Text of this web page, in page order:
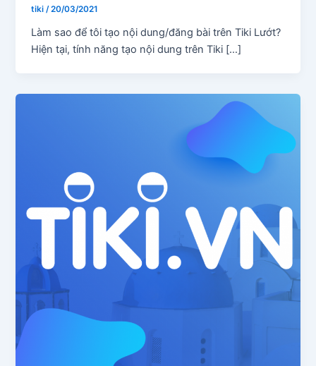
tiki/20/03/2021
Làm sao để tôi tạo nội dung/đăng bài trên Tiki Lướt?
Hiện tại, tính năng tạo nội dung trên Tiki […]